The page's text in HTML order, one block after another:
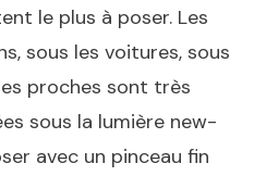
le plus à poser. Les
sous les voitures, sous
proches sont très
sous la lumière new-
avec un pinceau fin